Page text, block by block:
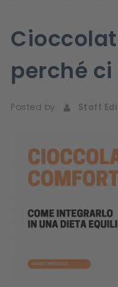
perché
Posted by Staff